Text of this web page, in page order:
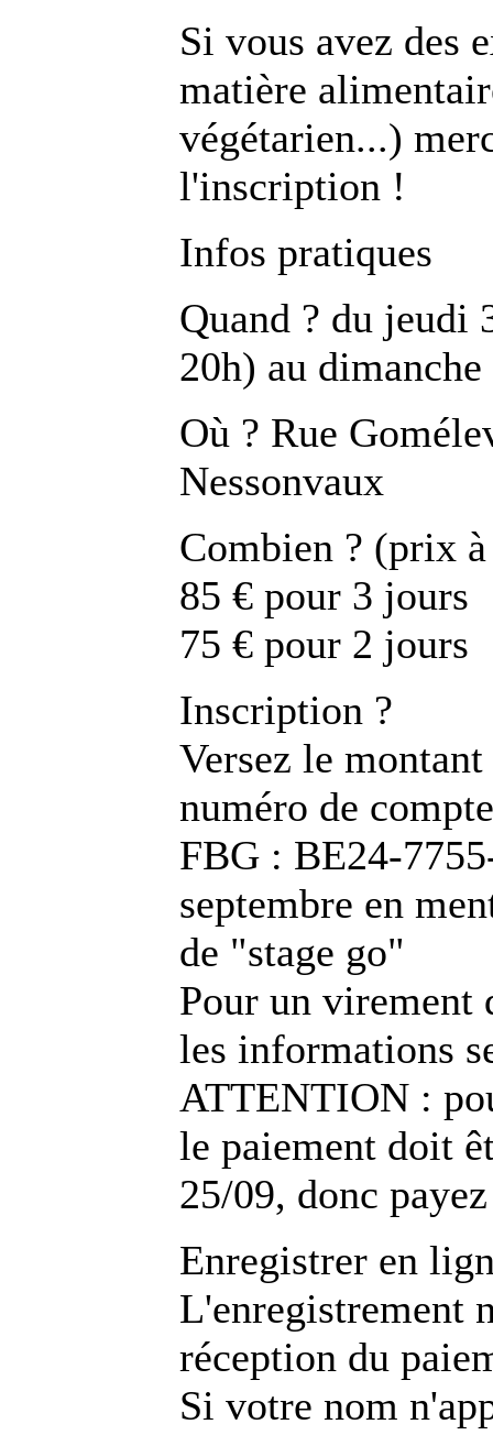
Si vous avez des
matière
végétarien...)
l'inscription !
Infos pratiques
Quand ? du jeudi
20h) au
Où ? Rue
Nessonvaux
Combien ? (prix
85 € pour 3 jours
75 € pour 2 jours
Inscription ?
Versez le
numéro de
FBG : BE24-
septembre en
de "stage go"
Pour un virement
les informations
ATTENTION :
le paiement doit
25/09, donc
Enregistrer en
L'enregistrement
réception du
Si votre nom